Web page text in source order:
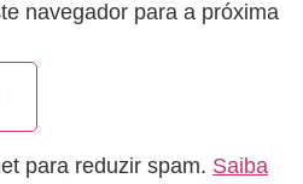
navegador para a próxima
para reduzir spam. Saiba